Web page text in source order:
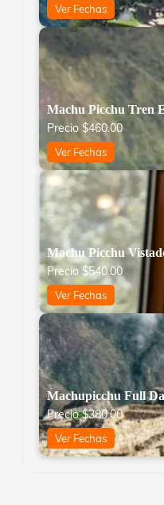
Ver Fechas
Machu Picchu Tren
Precio $460.00
Ver Fechas
Machu Picchu
Precio $540.00
Ver Fechas
Machupicchu Full
Precio$380.00
Ver Fechas